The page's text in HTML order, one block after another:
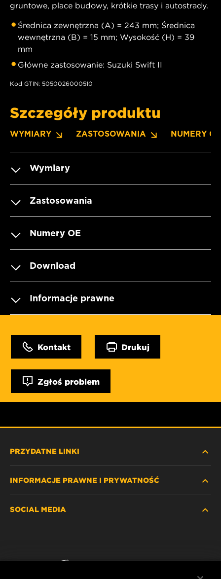
gruntowe, place budowy, krótkie trasy i autostrady.
Średnica zewnętrzna (A) = 243 mm; Średnica
wewnętrzna (B) = 15 mm; Wysokość (H) = 39
mm
Główne zastosowanie: Suzuki Swift II
Kod GTIN: 5050026000510
Szczegóły produktu
WYMIARY ZASTOSOWANIA NUMERY OE
Wymiary
Zastosowania
Numery OE
Download
Informacje prawne
Kontakt Drukuj
Zgłoś problem
PRZYDATNE LINKI
GDZIE KUPIĆ
INFORMACJE PRAWNE I PRYWATNOŚĆ
SOCIAL MEDIA